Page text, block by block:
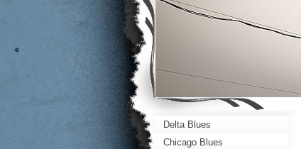
Delta Blues
Chicago Blues